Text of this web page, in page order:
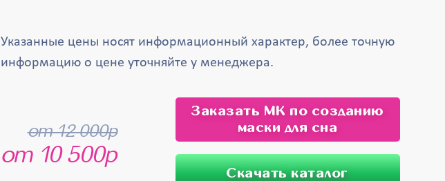
Указанные цены носят информационный характер, более точную
информацию о цене уточняйте у менеджера.
от 12 000р
от 10 500р
Заказать МК по созданию
маски для сна
Скачать каталог